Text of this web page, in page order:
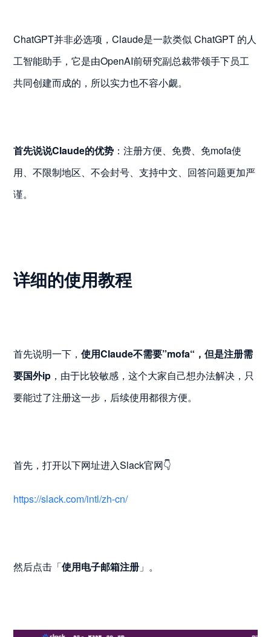
ChatGPT并非必选项，Claude是一款类似 ChatGPT 的人
工智能助手，它是由OpenAI前研究副总裁带领手下员工
共同创建而成的，所以实力也不容小觑。
首先说说Claude的优势 ：注册方便、免费、免mofa使
用、不限制地区、不会封号、支持中文、回答问题更加严
谨。
详细的使用教程
首先说明一下，使用Claude不需要”mofa“，但是注册需
要国外ip ，由于比较敏感，这个大家自己想办法解决，只
要能过了注册这一步，后续使用都很方便。
首先，打开以下网址进入Slack官网👇
https://slack.com/intl/zh-cn/
然后点击「使用电子邮箱注册 」。